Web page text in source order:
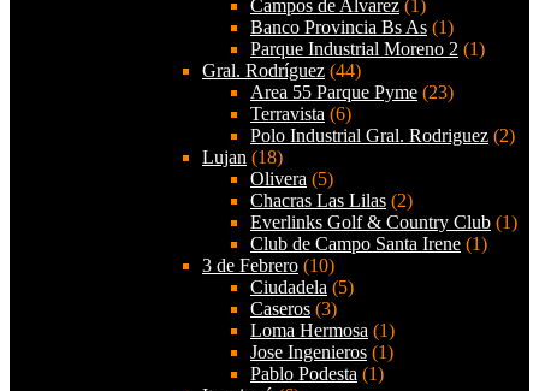
Campos de Alvarez (1)
Banco Provincia Bs As (1)
Parque Industrial Moreno 2 (1)
Gral. Rodríguez (44)
Area 55 Parque Pyme (23)
Terravista (6)
Polo Industrial Gral. Rodriguez (2)
Lujan (18)
Olivera (5)
Chacras Las Lilas (2)
Everlinks Golf & Country Club (1)
Club de Campo Santa Irene (1)
3 de Febrero (10)
Ciudadela (5)
Caseros (3)
Loma Hermosa (1)
Jose Ingenieros (1)
Pablo Podesta (1)